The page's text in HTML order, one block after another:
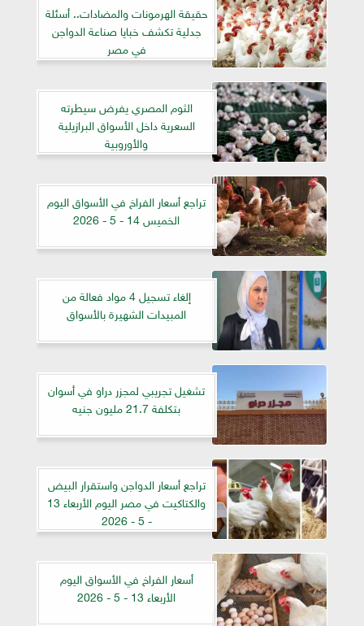
حقيقة الهرمونات والمضادات.. أسئلة
جدلية تكشف خبايا صناعة الدواجن
في مصر
الثوم المصري يفرض سيطرته
السعرية داخل الأسواق البرازيلية
والأوروبية
تراجع أسعار الفراخ في الأسواق اليوم
الخميس 14 - 5 - 2026
إلغاء تسجيل 4 مواد فعالة من
المبيدات الشهيرة بالأسواق
تشغيل تجريبي لمجزر دراو في أسوان
بتكلفة 21.7 مليون جنيه
تراجع أسعار الدواجن واستقرار البيض
والكتاكيت في مصر اليوم الأربعاء 13
- 5 - 2026
أسعار الفراخ في الأسواق اليوم
الأربعاء 13 - 5 - 2026